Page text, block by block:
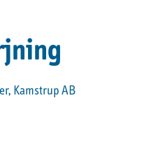
Kamstrup AB